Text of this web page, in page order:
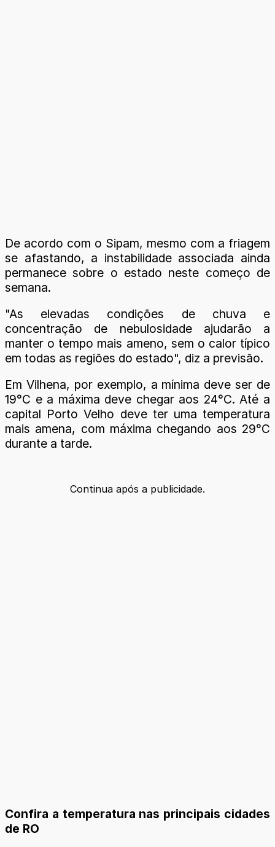
De acordo com o Sipam, mesmo com a friagem
se afastando, a instabilidade associada ainda
permanece sobre o estado neste começo de
semana.
"As elevadas condições de chuva e
concentração de nebulosidade ajudarão a
manter o tempo mais ameno, sem o calor típico
em todas as regiões do estado", diz a previsão.
Em Vilhena, por exemplo, a mínima deve ser de
19°C e a máxima deve chegar aos 24°C. Até a
capital Porto Velho deve ter uma temperatura
mais amena, com máxima chegando aos 29°C
durante a tarde.
Continua após a publicidade.
Confira a temperatura nas principais cidades
de RO